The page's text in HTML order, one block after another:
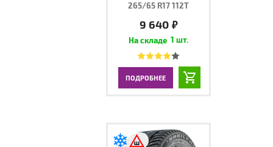
265/65 R17 112T
9 640 руб.
1 шт.
ПОДРОБНЕЕ